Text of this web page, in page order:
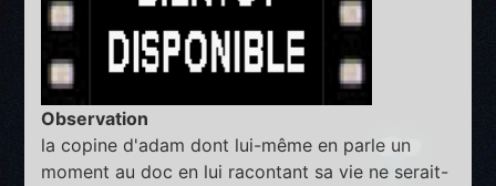
Observation
la copine d'adam dont lui-même en parle un
moment au doc en lui racontant sa vie ne serait-